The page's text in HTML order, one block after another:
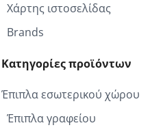
Χάρτης ιστοσελίδας
Brands
Κατηγορίες προϊόντων
Έπιπλα εσωτερικού χώρου
Έπιπλα γραφείου